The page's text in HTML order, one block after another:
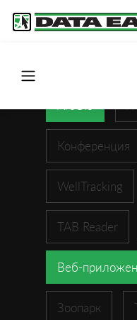
Конференция
WellTracking
TAB Reader
Веб-
Зоопарк